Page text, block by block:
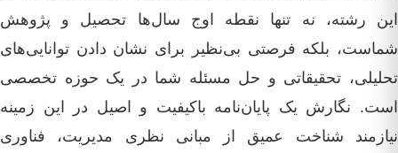
این رشته، نه تنها نقطه اوج سال‌ها تحصیل و پژوهش
شماست، بلکه فرصتی بی‌نظیر برای نشان دادن توانایی‌های
تحلیلی، تحقیقاتی و حل مسئله شما در یک حوزه تخصصی
است. نگارش یک پایان‌نامه باکیفیت و اصیل در این زمینه
نیازمند شناخت عمیق از مبانی نظری مدیریت، فناوری